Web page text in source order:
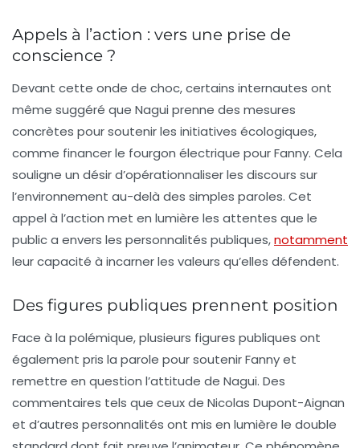
Appels à l’action : vers une prise de
conscience ?
Devant cette onde de choc, certains internautes ont
même suggéré que Nagui prenne des mesures
concrètes pour soutenir les initiatives écologiques,
comme financer le fourgon électrique pour Fanny. Cela
souligne un désir d’opérationnaliser les discours sur
l’environnement au-delà des simples paroles. Cet
appel à l’action met en lumière les attentes que le
public a envers les personnalités publiques,notamment
leur capacité à incarner les valeurs qu’elles défendent.
Des figures publiques prennent position
Face à la polémique, plusieurs figures publiques ont
également pris la parole pour soutenir Fanny et
remettre en question l’attitude de Nagui. Des
commentaires tels que ceux de Nicolas Dupont-Aignan
et d’autres personnalités ont mis en lumière le double